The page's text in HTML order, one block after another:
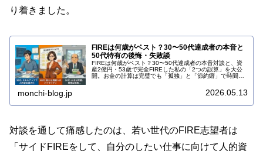
り着きました。
FIREは何歳がベスト？30〜50代達成者の本音と
50代特有の後悔・失敗談
FIREは何歳がベスト？30〜50代達成者の本音対談と、資
産2億円・53歳で完全FIREした私の「2つの誤算」を大公
開。お金の計算は完璧でも「孤独」と「節約癖」で時間を
monchi-blog.jp 2026.05.13
対談を通して痛感したのは、若い世代のFIRE志望者は
「サイドFIREをして、自分のしたい仕事に向けて人的資